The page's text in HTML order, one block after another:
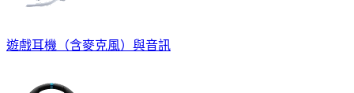
遊戲耳機（含麥克風）與音訊